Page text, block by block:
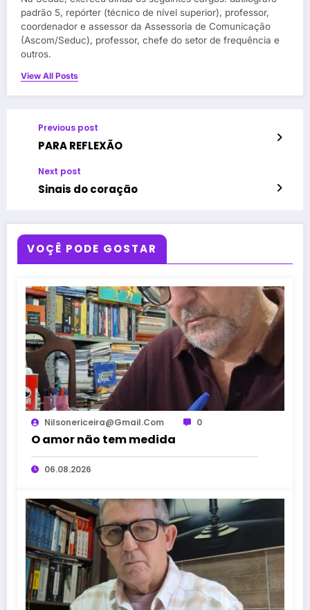
padrão 5, repórter (técnico de nível superior), professor,
coordenador e assessor da Assessoria de Comunicação
(Ascom/Seduc), professor, chefe do setor de frequência e
outros.
View All Posts
Previous post
PARA REFLEXÃO
Next post
Sinais do coração
VOÇÊ PODE GOSTAR
Nilsonericeira@gmail.com 0
O amor não tem medida
06.08.2026